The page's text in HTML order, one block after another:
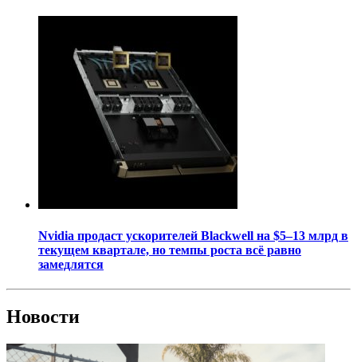
Nvidia продаст ускорителей Blackwell на $5–13 млрд в
текущем квартале, но темпы роста всё равно
замедлятся
Новости